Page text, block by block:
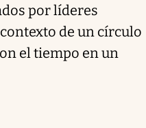
por líderes
de un círculo
el tiempo en un